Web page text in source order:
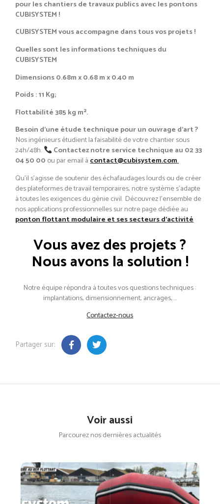
pour les chantiers de travaux publics avec les pontons
CUBISYSTEM !
CUBISYSTEM vous accompagne dans tous vos projets !
Quelles sont les informations techniques du
CUBISYSTEM
Dimensions 0.68m x 0.68 m x 0.40 m
Poids : 11 Kg;
Flottabilité 385 kg m².
Besoin d’une étude technique pour un ouvrage d’art ?
Nos ingénieurs étudient la faisabilité de votre chantier sous
24h/48h.
Contactez notre service technique au 02 33
04 50 00 ou par email àcontact@cubisystem.com.
Qu’il s’agisse de soutenir des échafaudages lourds ou de créer
des plateformes de travail temporaires, notre système s’adapte
à toutes les exigences du génie civil. Découvrez l’ensemble de
nos applications professionnelles sur notre page dédiée au
ponton flottant modulaire et ses secteurs d’activité
Vous avez des projets ?
Nous avons la solution !
Notre équipe répondra à toutes vos questions techniques :
implantations, dimensionnement, ancrages, …
Contactez-nous
Partager sur:
Voir aussi
Parcourez nos dernières actualités